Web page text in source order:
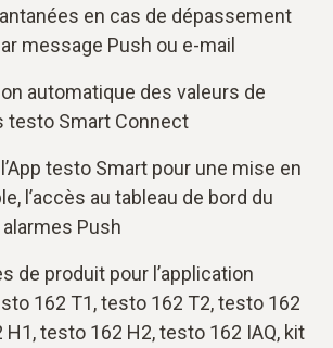
en cas de dépassement
message Push ou e-mail
automatique des valeurs de
testo Smart Connect
testo Smart pour une mise en
l’accès au tableau de bord du
Push
de produit pour l’application
162 T1, testo 162 T2, testo 162
H1, testo 162 H2, testo 162 IAQ, kit